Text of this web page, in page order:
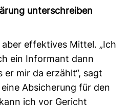
unterschreiben
effek­tives Mittel. „Ich
ein Infor­mant dann
er mir da erzählt“, sagt
Absi­che­rung für den
ich vor Gericht